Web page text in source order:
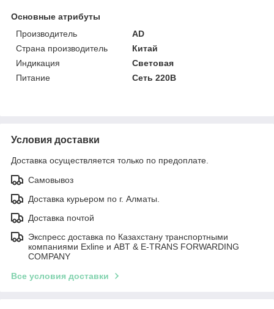
Основные атрибуты
Производитель
AD
Страна производитель
Китай
Индикация
Световая
Питание
Сеть 220В
Условия доставки
Доставка осуществляется только по предоплате.
Самовывоз
Доставка курьером по г. Алматы.
Доставка почтой
Экспресс доставка по Казахстану транспортными
компаниями Exline и ABT & E-TRANS FORWARDING
COMPANY
Все условия доставки